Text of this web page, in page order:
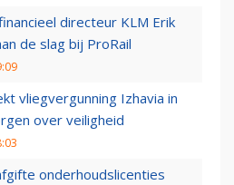
directeur KLM Erik
de slag bij ProRail
vliegvergunning Izhavia in
over veiligheid
onderhoudslicenties